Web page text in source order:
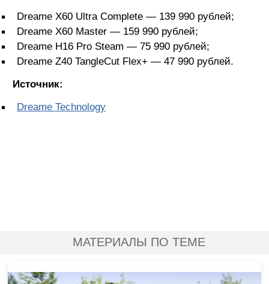
Dreame X60 Ultra Complete — 139 990 рублей;
Dreame X60 Master — 159 990 рублей;
Dreame H16 Pro Steam — 75 990 рублей;
Dreame Z40 TangleCut Flex+ — 47 990 рублей.
Источник:
Dreame Technology
МАТЕРИАЛЫ ПО ТЕМЕ